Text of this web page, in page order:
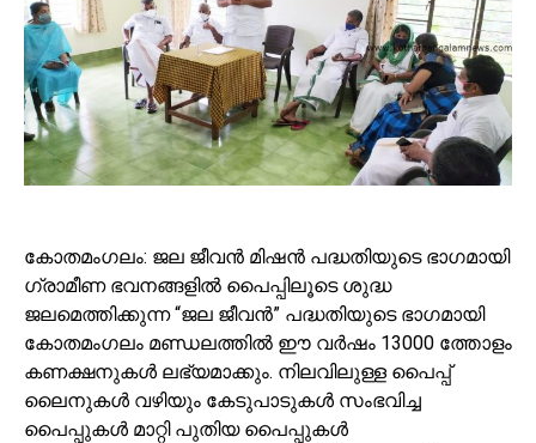
കോതമംഗലം: ജല ജീവൻ മിഷൻ പദ്ധതിയുടെ ഭാഗമായി
ഗ്രാമീണ ഭവനങ്ങളിൽ പൈപ്പിലൂടെ ശുദ്ധ
ജലമെത്തിക്കുന്ന “ജല ജീവൻ” പദ്ധതിയുടെ ഭാഗമായി
കോതമംഗലം മണ്ഡലത്തിൽ ഈ വർഷം 13000 ത്തോളം
കണക്ഷനുകൾ ലഭ്യമാക്കും. നിലവിലുള്ള പൈപ്പ്
ലൈനുകൾ വഴിയും കേടുപാടുകൾ സംഭവിച്ച
പൈപ്പുകൾ മാറ്റി പുതിയ പൈപ്പുകൾ